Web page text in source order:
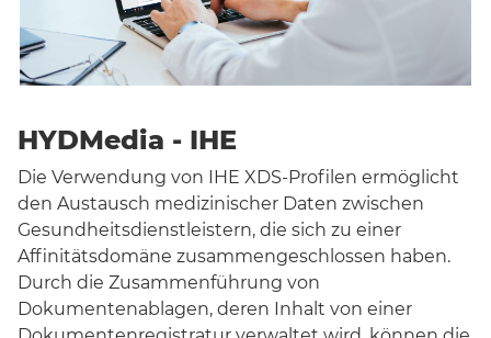
HYDMedia - IHE
Die Verwendung von IHE XDS-Profilen ermöglicht
den Austausch medizinischer Daten zwischen
Gesundheitsdienstleistern, die sich zu einer
Affinitätsdomäne zusammengeschlossen haben.
Durch die Zusammenführung von
Dokumentenablagen, deren Inhalt von einer